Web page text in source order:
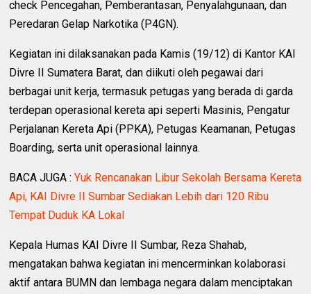
check Pencegahan, Pemberantasan, Penyalahgunaan, dan
Peredaran Gelap Narkotika (P4GN).
Kegiatan ini dilaksanakan pada Kamis (19/12) di Kantor KAI
Divre II Sumatera Barat, dan diikuti oleh pegawai dari
berbagai unit kerja, termasuk petugas yang berada di garda
terdepan operasional kereta api seperti Masinis, Pengatur
Perjalanan Kereta Api (PPKA), Petugas Keamanan, Petugas
Boarding, serta unit operasional lainnya.
BACA JUGA :Yuk Rencanakan Libur Sekolah Bersama Kereta
Api, KAI Divre II Sumbar Sediakan Lebih dari 120 Ribu
Tempat Duduk KA Lokal
Kepala Humas KAI Divre II Sumbar, Reza Shahab,
mengatakan bahwa kegiatan ini mencerminkan kolaborasi
aktif antara BUMN dan lembaga negara dalam menciptakan